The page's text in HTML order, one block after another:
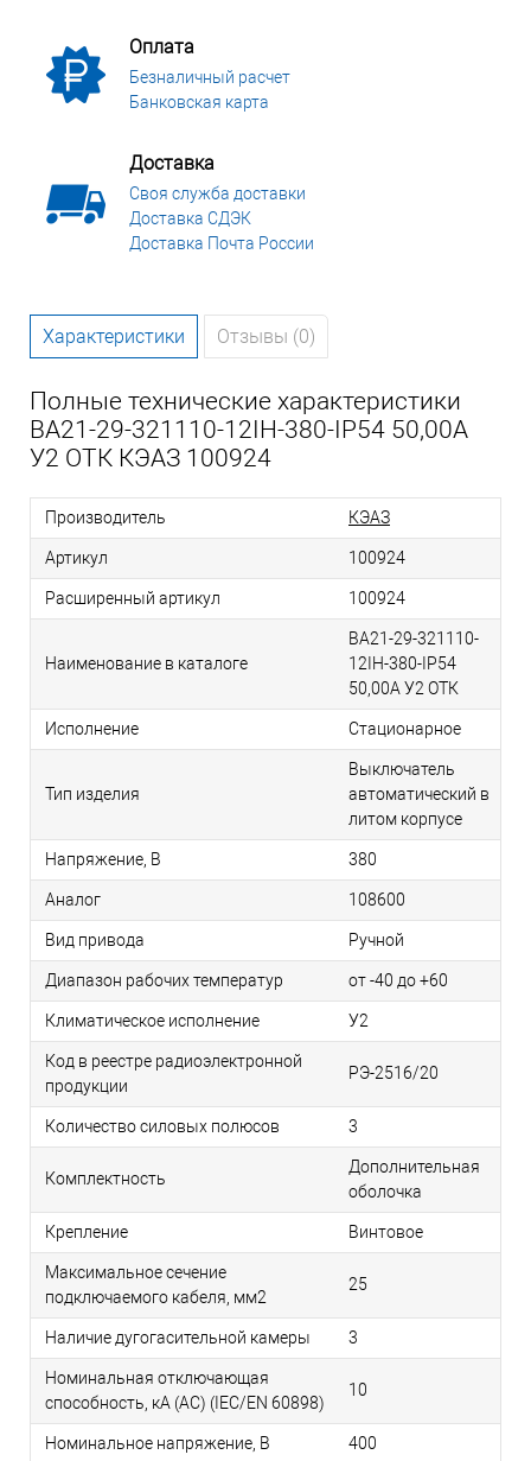
Оплата
Безналичный расчет
Банковская карта
Доставка
Своя служба доставки
Доставка СДЭК
Доставка Почта России
Характеристики Отзывы (0)
Полные технические характеристики
ВА21-29-321110-12IН-380-IP54 50,00А
У2 ОТК КЭАЗ 100924
Производитель КЭАЗ
Артикул 100924
Расширенный артикул 100924
Наименование в каталоге
ВА21-29-321110-
12IН-380-IP54
50,00А У2 ОТК
Исполнение Стационарное
Тип изделия
Выключатель
автоматический в
литом корпусе
Напряжение, В 380
Аналог 108600
Вид привода Ручной
Диапазон рабочих температур от -40 до +60
Климатическое исполнение У2
Код в реестре радиоэлектронной
продукции
РЭ-2516/20
Количество силовых полюсов 3
Комплектность
Дополнительная
оболочка
Крепление Винтовое
Максимальное сечение
подключаемого кабеля, мм2
25
Наличие дугогасительной камеры 3
Номинальная отключающая
способность, кA (AC) (IEC/EN 60898)
10
Номинальное напряжение, В 400